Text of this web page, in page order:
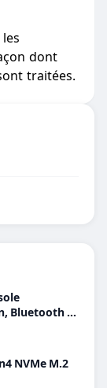
dont
traitées.
Bluetooth et
NVMe M.2